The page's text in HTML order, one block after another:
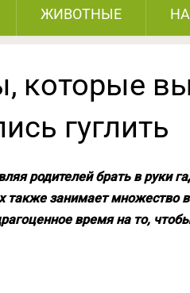
ЖИВОТНЫЕ
которые
гуглить
родителей брать в руки
также занимает множество
время на то,